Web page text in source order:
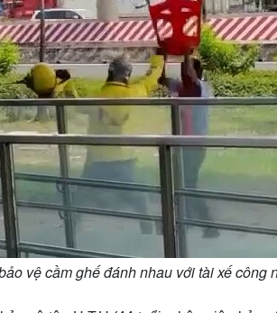
vệ cầm ghế đánh nhau với tài xế công